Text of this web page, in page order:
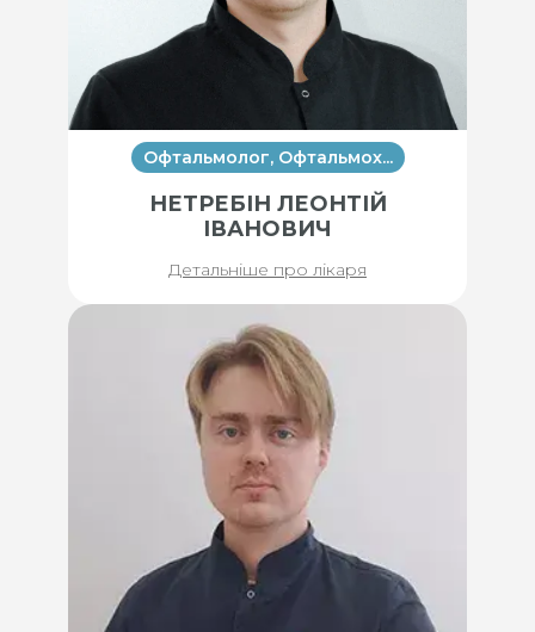
Офтальмолог, Офтальмох...
НЕТРЕБІН ЛЕОНТІЙ
ІВАНОВИЧ
Детальніше про лікаря